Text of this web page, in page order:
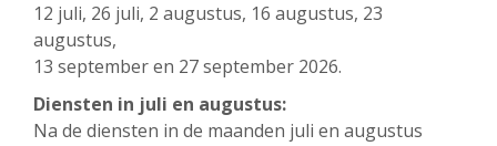
12 juli, 26 juli, 2 augustus, 16 augustus, 23
augustus,
13 september en 27 september 2026.
Diensten in juli en augustus:
Na de diensten in de maanden juli en augustus